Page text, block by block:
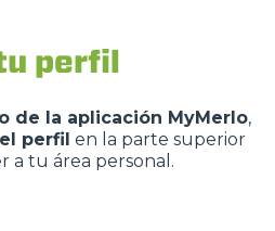
perfil
de la aplicación MyMerlo,
perfil en la parte superior
a tu área personal.